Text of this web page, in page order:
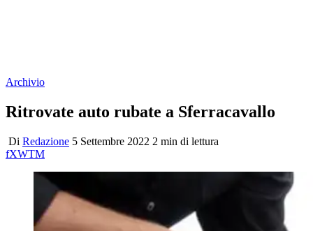
Archivio
Ritrovate auto rubate a Sferracavallo
Di Redazione 5 Settembre 2022 2 min di lettura
fXWTM